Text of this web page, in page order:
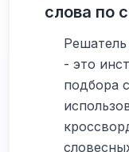
слова по
- это
подбора